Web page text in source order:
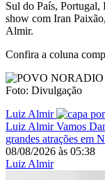
Sul do País, Portugal,
show com Iran
Almir.
Confira a coluna
Foto: Divulgação
Luiz Almir
Luiz AlmirVamos
grandes atrações em
08/08/2026 às 05:38
Luiz Almir